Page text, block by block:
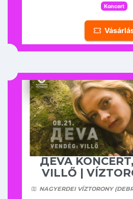
Koncert
ДEVA
VILLŐ |
NAGYERDEI VÍZTORONY